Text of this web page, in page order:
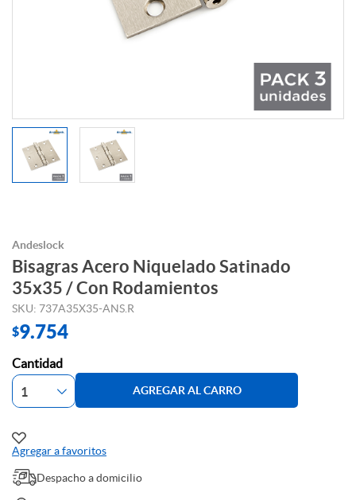
Andeslock
Bisagras Acero Niquelado Satinado
35x35 / Con Rodamientos
SKU: 737A35X35-ANS.R
$9.754
Cantidad
AGREGAR AL CARRO
Agregar a favoritos
Despacho a domicilio